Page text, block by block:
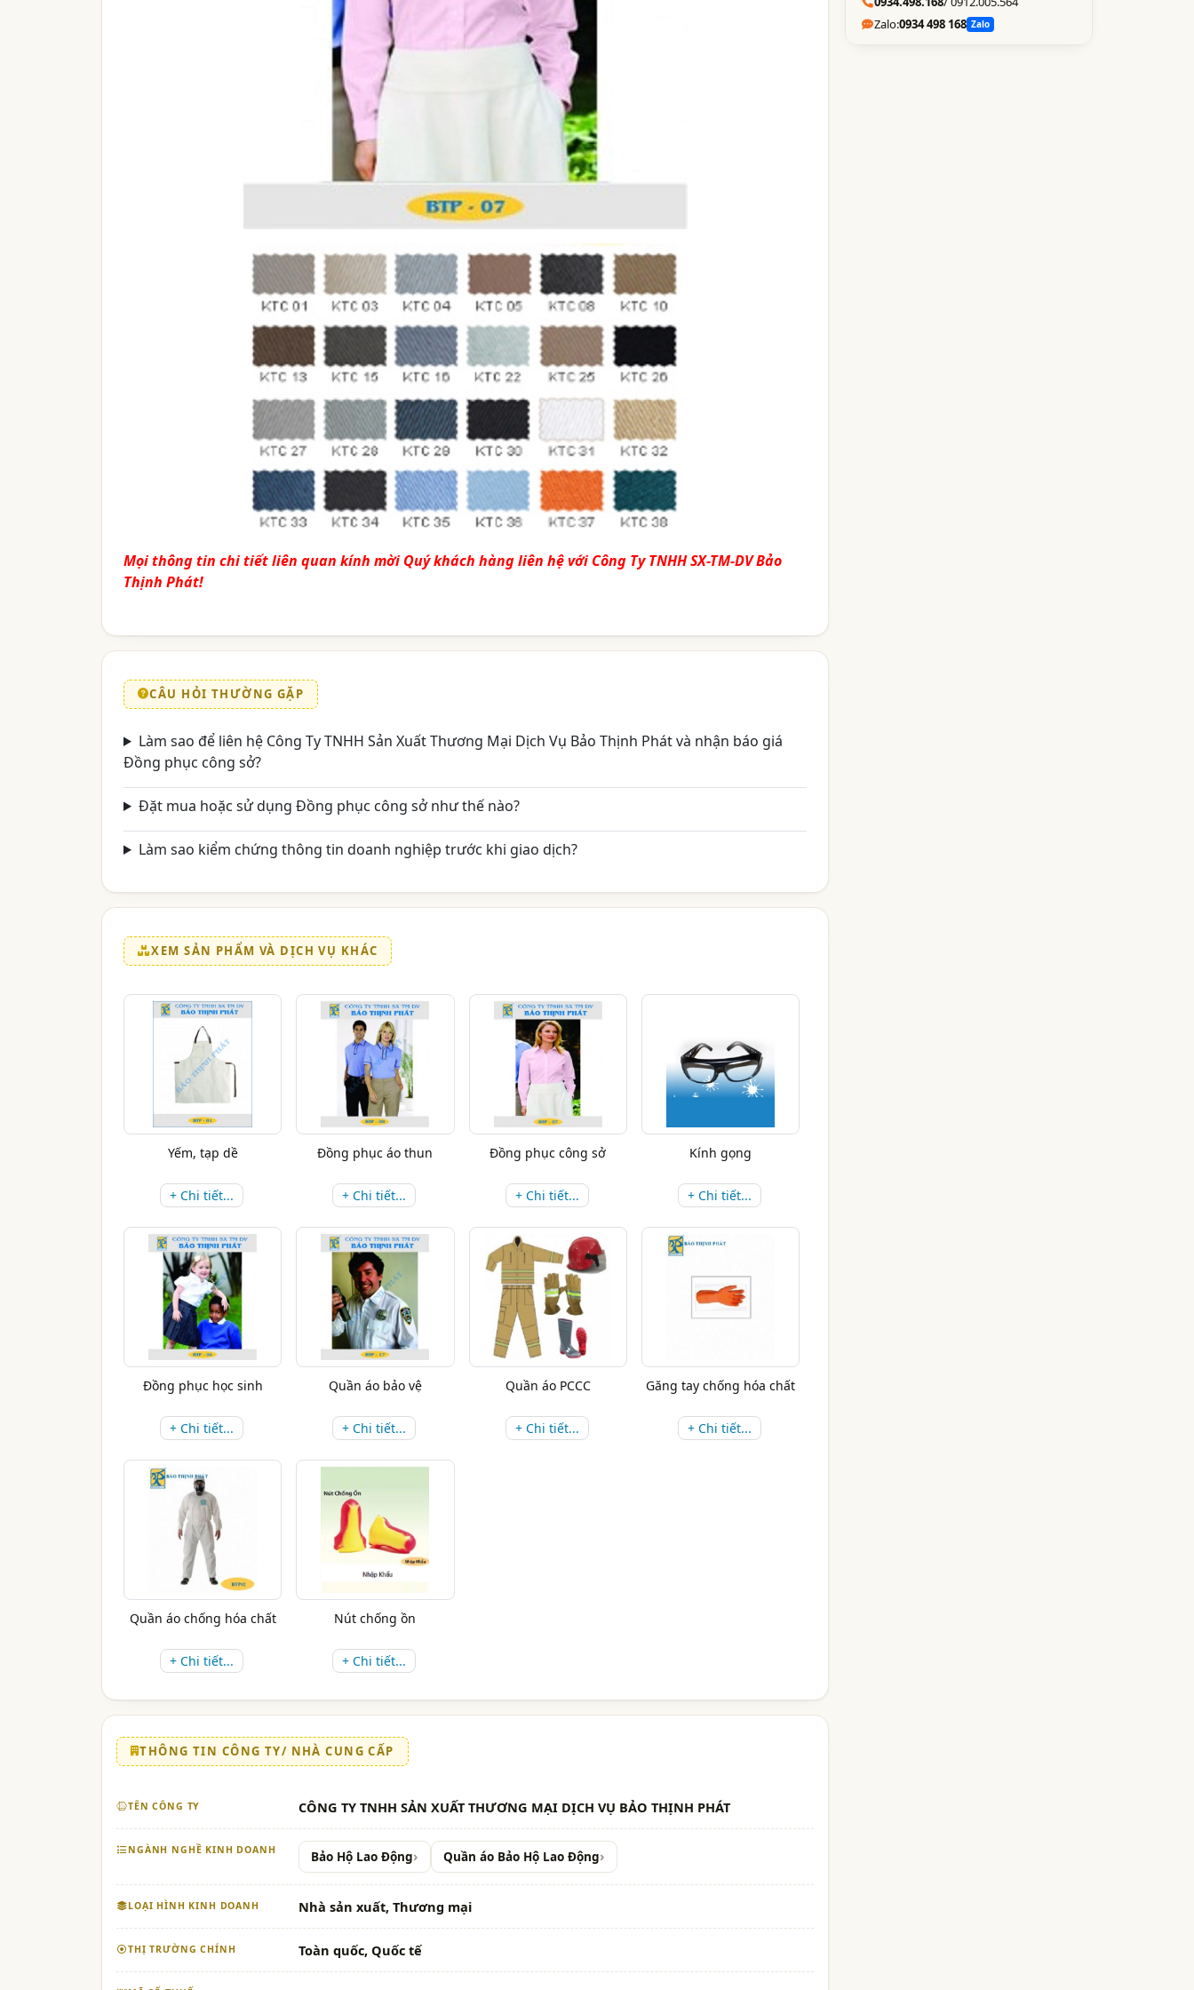
Mọi thông tin chi tiết liên quan kính mời Quý khách hàng liên hệ với Công Ty TNHH SX-TM-DV Bảo
Thịnh Phát!
CÂU HỎI THƯỜNG GẶP
Làm sao để liên hệ Công Ty TNHH Sản Xuất Thương Mại Dịch Vụ Bảo Thịnh Phát và nhận báo giá
Đồng phục công sở?
Đặt mua hoặc sử dụng Đồng phục công sở như thế nào?
Làm sao kiểm chứng thông tin doanh nghiệp trước khi giao dịch?
XEM SẢN PHẨM VÀ DỊCH VỤ KHÁC
Yếm, tạp dề
+ Chi tiết...
Đồng phục áo thun
+ Chi tiết...
Đồng phục công sở
+ Chi tiết...
Kính gọng
+ Chi tiết...
Đồng phục học sinh
+ Chi tiết...
Quần áo bảo vệ
+ Chi tiết...
Quần áo PCCC
+ Chi tiết...
Găng tay chống hóa chất
+ Chi tiết...
Quần áo chống hóa chất
+ Chi tiết...
Nút chống ồn
+ Chi tiết...
THÔNG TIN CÔNG TY/ NHÀ CUNG CẤP
TÊN CÔNG TY CÔNG TY TNHH SẢN XUẤT THƯƠNG MẠI DỊCH VỤ BẢO THỊNH PHÁT
NGÀNH NGHỀ KINH DOANH Bảo Hộ Lao Động Quần áo Bảo Hộ Lao Động
LOẠI HÌNH KINH DOANH Nhà sản xuất, Thương mại
THỊ TRƯỜNG CHÍNH Toàn quốc, Quốc tế
Zalo:0934 498 168 Zalo